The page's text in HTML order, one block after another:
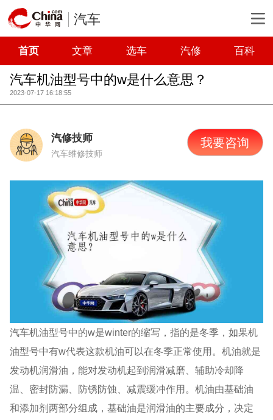
汽车
首页 文章 选车 汽修 百科
汽车机油型号中的w是什么意思？
2023-07-17 16:18:55
汽修技师
汽车维修技师
我要咨询
汽车机油型号中的w是winter的缩写，指的是冬季，如果机
油型号中有w代表这款机油可以在冬季正常使用。机油就是
发动机润滑油，能对发动机起到润滑减磨、辅助冷却降
温、密封防漏、防锈防蚀、减震缓冲作用。机油由基础油
和添加剂两部分组成，基础油是润滑油的主要成分，决定